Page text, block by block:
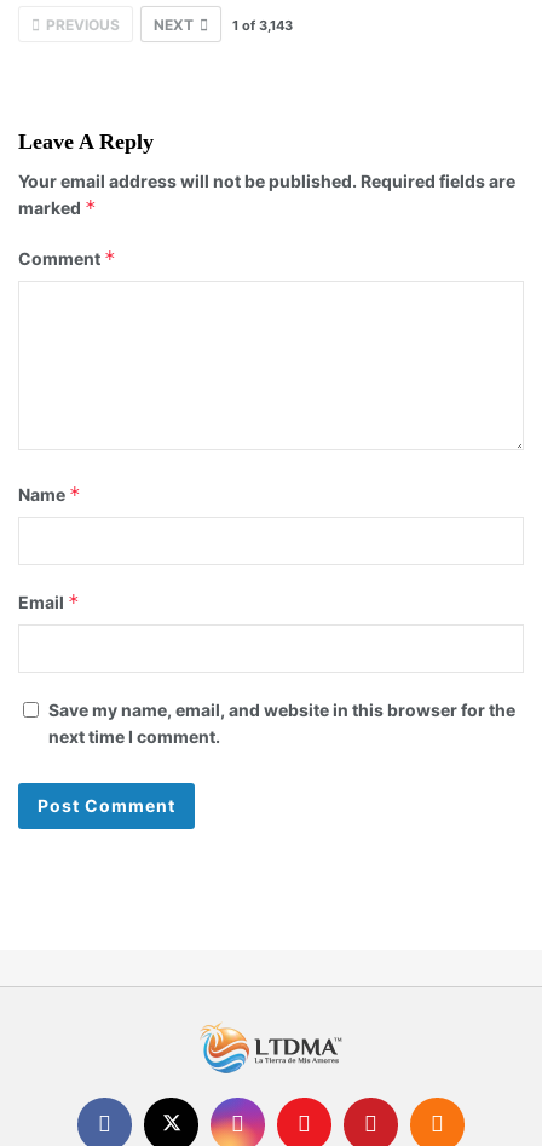
PREVIOUS NEXT 1 of 3,143
Leave A Reply
Your email address will not be published. Required fields are
marked *
Comment *
Name *
Email *
Save my name, email, and website in this browser for the
next time I comment.